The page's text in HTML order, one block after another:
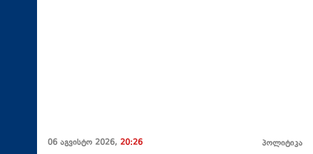
06 აგვისტო 2026, 20:26 პოლიტიკა